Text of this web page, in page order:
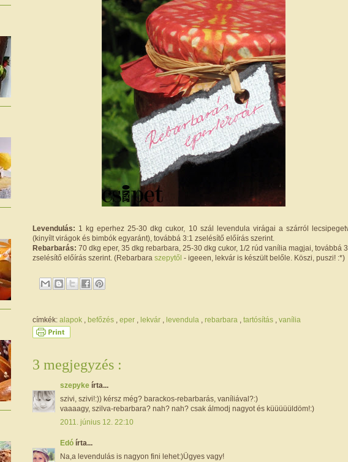
Levendulás: 1 kg eperhez 25-30 dkg cukor, 10 szál levendula virágai a szárról
(kinyílt virágok és bimbók egyaránt), továbbá 3:1 zselésítő előírás szerint.
Rebarbarás: 70 dkg eper, 35 dkg rebarbara, 25-30 dkg cukor, 1/2 rúd vanília magjai, továbbá
zselésítő előírás szerint. (Rebarbara szepytől - igeeen, lekvár is készült belőle. Köszi, puszi! :*)
címkék: alapok befőzés eper lekvár levendula rebarbara tartósítás vanília
3 megjegyzés :
szepyke írta...
szivi, szivi!:)) kérsz még? barackos-rebarbarás, vaníliával?:)
vaaaagy, szilva-rebarbara? nah? nah? csak álmodj nagyot és küüüüüldöm!:)
2011. június 12. 22:10
Edó írta...
Na,a levendulás is nagyon fini lehet:)Ügyes vagy!